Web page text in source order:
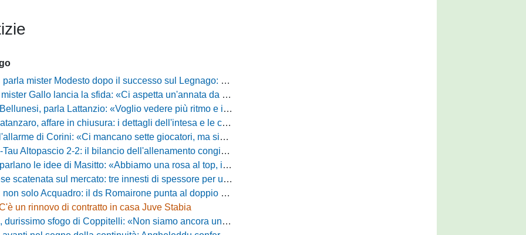
Modesto dopo il successo sul Legnago: "Buona tenuta nervosa, ma dobbiamo migliorare"
lancia la sfida: «Ci aspetta un'annata da protagonisti in B, ma qui nessuno ha il posto fisso»
parla Lattanzio: «Voglio vedere più ritmo e intensità, dobbiamo lasciare tutto sul campo»
affare in chiusura: i dettagli dell'intesa e le cifre dell'operazione
di Corini: «Ci mancano sette giocatori, ma siamo una squadra forte»
2-2: il bilancio dell'allenamento congiunto e la risposta dei nuovi arrivi
le idee di Masitto: «Abbiamo una rosa al top, il pubblico del Lamberti ci spingerà lontano»
sul mercato: tre innesti di spessore per un attacco da sogni
solo Acquadro: il ds Romairone punta al doppio colpo Baldan-Volpicelli
un rinnovo di contratto in casa Juve Stabia
sfogo di Coppitelli: «Non siamo ancora una squadra, ora serve tirare una riga!»